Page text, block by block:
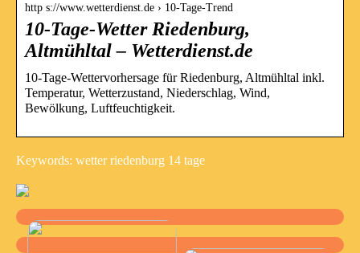
http s://www.wetterdienst.de › 10-Tage-Trend
10-Tage-Wetter Riedenburg,
Altmühltal – Wetterdienst.de
10-Tage-Wettervorhersage für Riedenburg, Altmühltal inkl.
Temperatur, Wetterzustand, Niederschlag, Wind,
Bewölkung, Luftfeuchtigkeit.
Keywords: wetter riedenburg 14 tage